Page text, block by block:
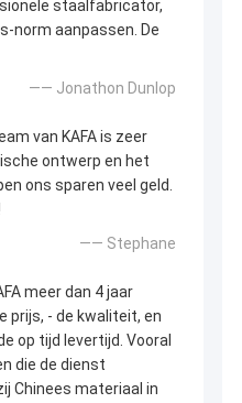
staalfabricator,
norm aanpassen. De
—— Jonathon Dunlop
van KAFA is zeer
ontwerp en het
ons sparen veel geld.
—— Stephane
meer dan 4 jaar
prijs, - de kwaliteit, en
op tijd levertijd. Vooral
die de dienst
Chinees materiaal in